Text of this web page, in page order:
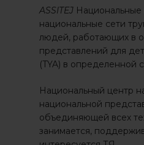
ASSITEJ Национальные
национальные сети
людей, работающих в
представлений для
(TYA) в определенной
Национальный центр
национальной
объединяющей всех
занимается,